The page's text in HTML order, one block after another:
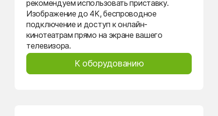
рекомендуем использовать приставку.
Изображение до 4K, беспроводное
подключение и доступ к онлайн-
кинотеатрам прямо на экране вашего
телевизора.
К оборудованию